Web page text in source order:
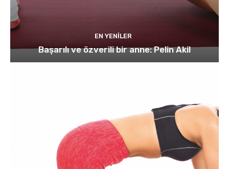
EN YENILER
Başarılı ve özverili bir anne: Pelin Akil